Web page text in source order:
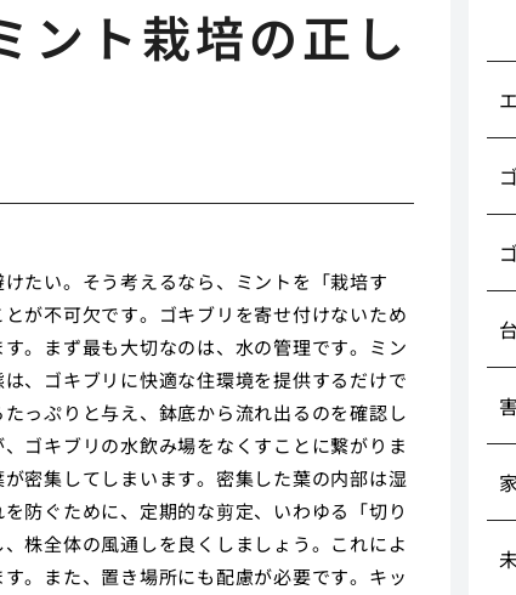
ント栽培の正し
たい。そう考えるなら、ミントを「栽培す
が不可欠です。ゴキブリを寄せ付けないため
。まず最も大切なのは、水の管理です。ミン
、ゴキブリに快適な住環境を提供するだけで
っぷりと与え、鉢底から流れ出るのを確認し
ゴキブリの水飲み場をなくすことに繋がりま
密集してしまいます。密集した葉の内部は湿
防ぐために、定期的な剪定、いわゆる「切り
株全体の風通しを良くしましょう。これによ
。また、置き場所にも配慮が必要です。キッ
家